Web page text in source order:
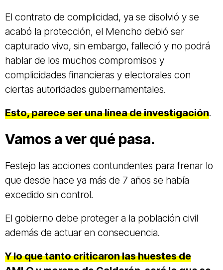
El contrato de complicidad, ya se disolvió y se
acabó la protección, el Mencho debió ser
capturado vivo, sin embargo, falleció y no podrá
hablar de los muchos compromisos y
complicidades financieras y electorales con
ciertas autoridades gubernamentales.
Esto, parece ser una línea de investigación.
Vamos a ver qué pasa.
Festejo las acciones contundentes para frenar lo
que desde hace ya más de 7 años se había
excedido sin control.
El gobierno debe proteger a la población civil
además de actuar en consecuencia.
Y lo que tanto criticaron las huestes de